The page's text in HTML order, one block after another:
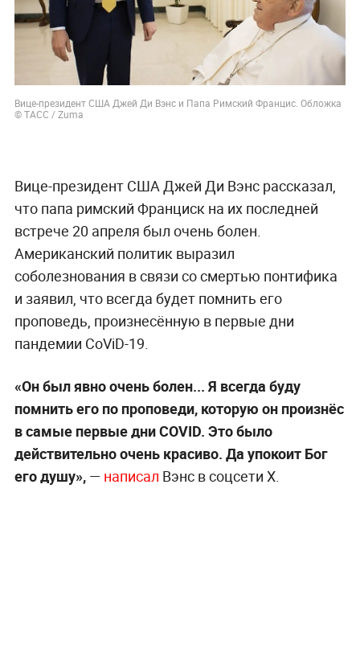
Вице-президент США Джей Ди Вэнс и Папа Римский Францис. Обложка
© ТАСС / Zuma
Вице-президент США Джей Ди Вэнс рассказал,
что папа римский Франциск на их последней
встрече 20 апреля был очень болен.
Американский политик выразил
соболезнования в связи со смертью понтифика
и заявил, что всегда будет помнить его
проповедь, произнесённую в первые дни
пандемии CoViD-19.
«Он был явно очень болен... Я всегда буду
помнить его по проповеди, которую он произнёс
в самые первые дни COVID. Это было
действительно очень красиво. Да упокоит Бог
его душу», — написал Вэнс в соцсети X.